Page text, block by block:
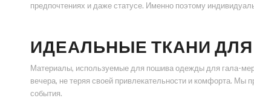
предпочтениях и даже статусе. Именно поэтому
ИДЕАЛЬНЫЕ ТКАНИ
Материалы, используемые для пошива одежды для гала-
вечера, не теряя своей привлекательности и комфорта.
события.